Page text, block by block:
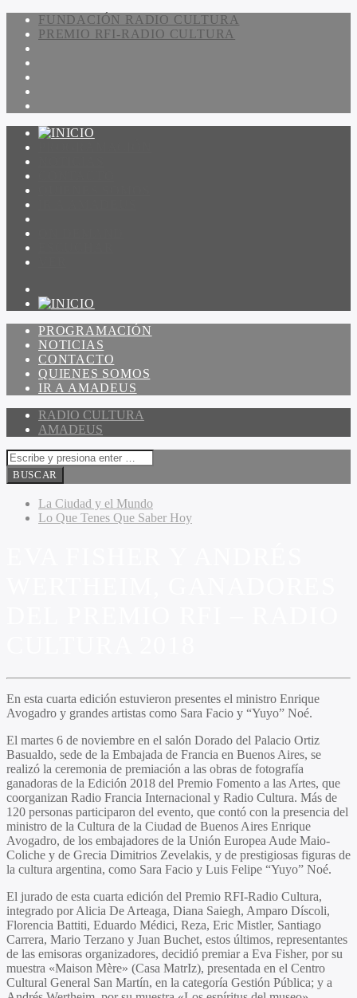
FUNDACIÓN RADIO CULTURA
PREMIO RFI-RADIO CULTURA
PROGRAMACIÓN
NOTICIAS
CONTACTO
QUIENES SOMOS
IR A AMADEUS
RADIO CULTURA
AMADEUS
La Ciudad y el Mundo
Lo Que Tenes Que Saber Hoy
En esta cuarta edición estuvieron presentes el ministro Enrique
Avogadro y grandes artistas como Sara Facio y “Yuyo” Noé.
El martes 6 de noviembre en el salón Dorado del Palacio Ortiz
Basualdo, sede de la Embajada de Francia en Buenos Aires, se
realizó la ceremonia de premiación a las obras de fotografía
ganadoras de la Edición 2018 del Premio Fomento a las Artes, que
coorganizan Radio Francia Internacional y Radio Cultura. Más de
120 personas participaron del evento, que contó con la presencia del
ministro de la Cultura de la Ciudad de Buenos Aires Enrique
Avogadro, de los embajadores de la Unión Europea Aude Maio-
Coliche y de Grecia Dimitrios Zevelakis, y de prestigiosas figuras de
la cultura argentina, como Sara Facio y Luis Felipe “Yuyo” Noé.
El jurado de esta cuarta edición del Premio RFI-Radio Cultura,
integrado por Alicia De Arteaga, Diana Saiegh, Amparo Díscoli,
Florencia Battiti, Eduardo Médici, Reza, Eric Mistler, Santiago
Carrera, Mario Terzano y Juan Buchet, estos últimos, representantes
de las emisoras organizadores, decidió premiar a Eva Fisher, por su
muestra «Maison Mère» (Casa MatrIz), presentada en el Centro
Cultural General San Martín, en la categoría Gestión Pública; y a